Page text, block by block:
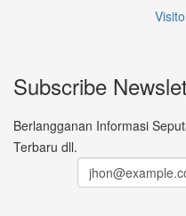
Subscribe
Berlangganan Informasi
Terbaru dll.